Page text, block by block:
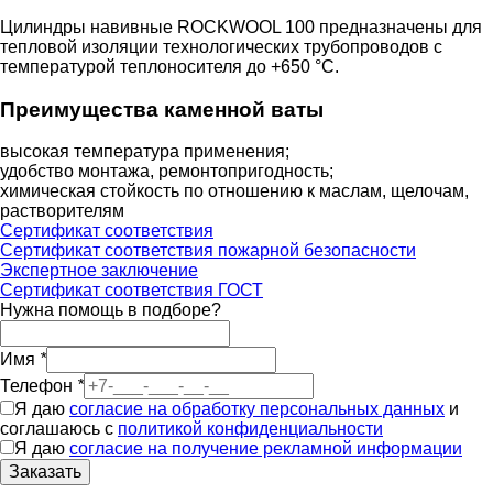
Цилиндры навивные ROCKWOOL 100 предназначены для
тепловой изоляции технологических трубопроводов с
температурой теплоносителя до +650 °С.
Преимущества каменной ваты
высокая температура применения;
удобство монтажа, ремонтопригодность;
химическая стойкость по отношению к маслам, щелочам,
растворителям
Сертификат соответствия
Сертификат соответствия пожарной безопасности
Экспертное заключение
Сертификат соответствия ГОСТ
Нужна помощь в подборе?
Имя *
Телефон *
Я даю согласие на обработку персональных данных и
соглашаюсь с политикой конфиденциальности
Я даю согласие на получение рекламной информации
Заказать